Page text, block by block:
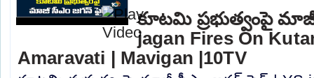
కూటమి ప్రభుత్వంపై
jagan Fires On
Amaravati | Mavigan |10TV